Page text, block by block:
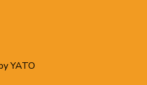
YATO